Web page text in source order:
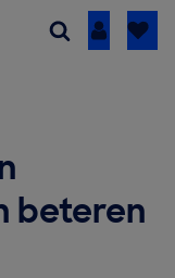
Inloggen
beteren